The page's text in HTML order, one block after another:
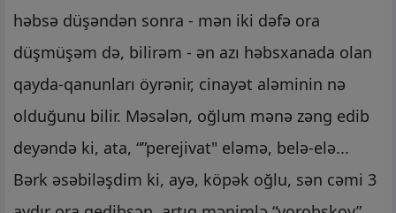
həbsə düşəndən sonra - mən iki dəfə ora
düşmüşəm də, bilirəm - ən azı həbsxanada olan
qayda-qanunları öyrənir, cinayət aləminin nə
olduğunu bilir. Məsələn, oğlum mənə zəng edib
deyəndə ki, ata, “”perejivat" eləmə, belə-elə...
Bərk əsəbiləşdim ki, ayə, köpək oğlu, sən cəmi 3